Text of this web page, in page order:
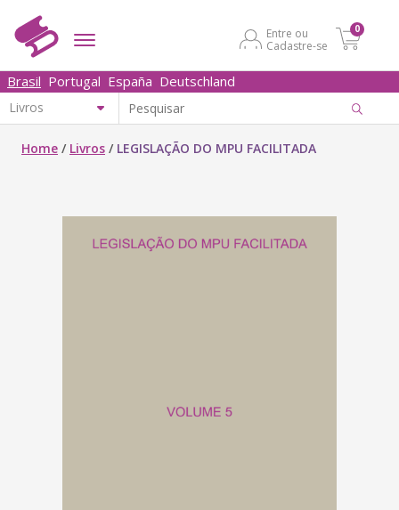
Entre ou
Cadastre-se
0
Brasil Portugal España Deutschland
Home / Livros / LEGISLAÇÃO DO MPU FACILITADA